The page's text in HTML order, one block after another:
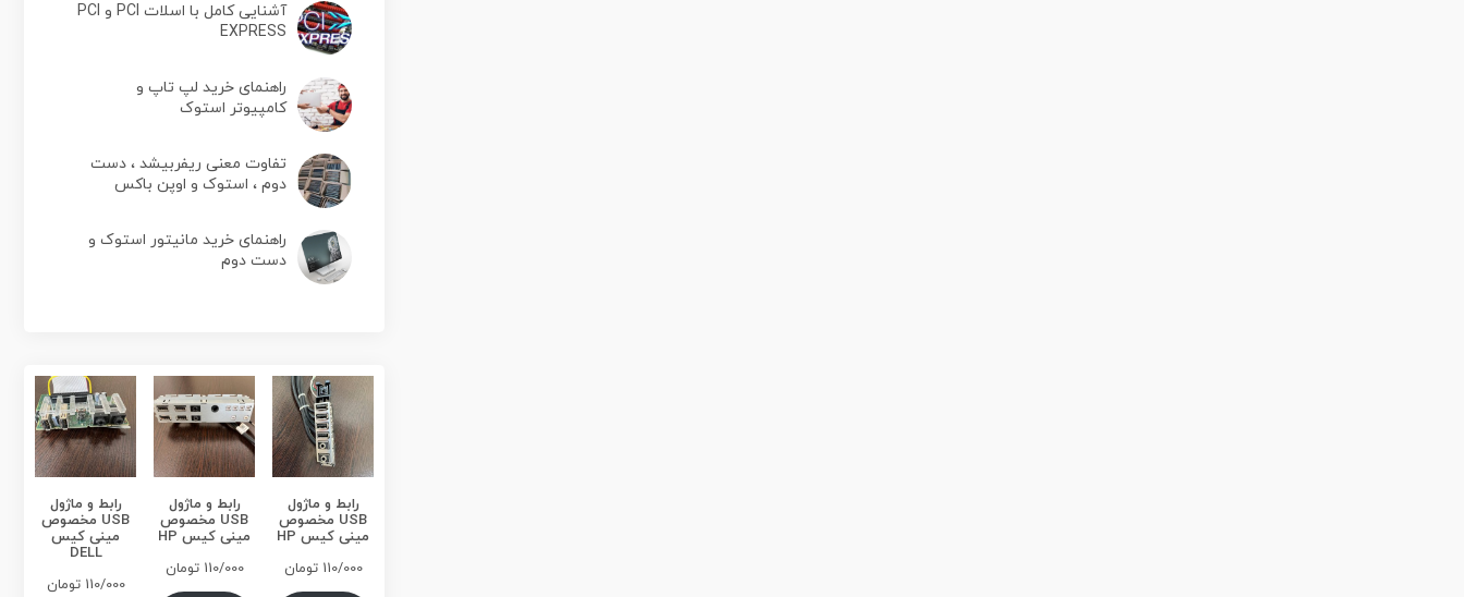
آشنایی کامل با اسلات PCI و PCI
EXPRESS
راهنمای خرید لپ تاپ و
کامپیوتر استوک
تفاوت معنی ریفربیشد ، دست
دوم ، استوک و اوپن باکس
راهنمای خرید مانیتور استوک و
دست دوم
رابط و ماژول
USB مخصوص
مینی کیس HP
110/000 تومان
رابط و ماژول
USB مخصوص
مینی کیس HP
110/000 تومان
رابط و ماژول
USB مخصوص
مینی کیس
DELL
110/000 تومان